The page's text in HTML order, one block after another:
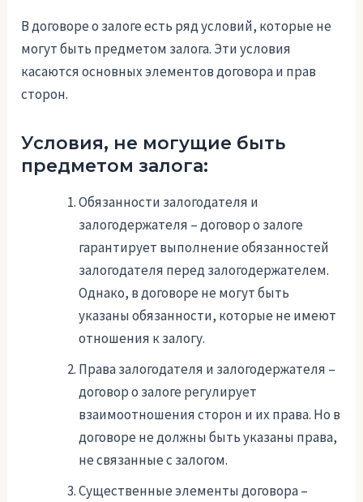
В договоре о залоге есть ряд условий, которые не
могут быть предметом залога. Эти условия
касаются основных элементов договора и прав
сторон.
Условия, не могущие быть
предметом залога:
Обязанности залогодателя и
залогодержателя – договор о залоге
гарантирует выполнение обязанностей
залогодателя перед залогодержателем.
Однако, в договоре не могут быть
указаны обязанности, которые не имеют
отношения к залогу.
Права залогодателя и залогодержателя –
договор о залоге регулирует
взаимоотношения сторон и их права. Но в
договоре не должны быть указаны права,
не связанные с залогом.
Существенные элементы договора –